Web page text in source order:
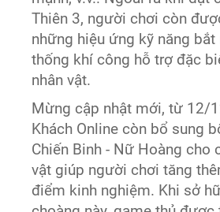
Thiên 3, người chơi còn
những hiệu ứng kỹ năng
thống khí công hỗ trợ đặc
nhân vật.
Mừng cập nhật mới, từ 12/
Khách Online còn bổ sung
Chiến Binh - Nữ Hoàng cho
vật giúp người chơi tăng
điểm kinh nghiệm. Khi sở